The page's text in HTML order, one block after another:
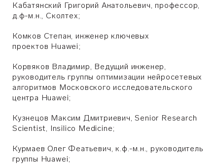
Кабатянский Григорий Анатольевич, профессор,
д.ф-м.н., Сколтех;
Комков Степан, инженер ключевых
проектов Huawei;
Корвяков Владимир, Ведущий инженер,
руководитель группы оптимизации нейросетевых
алгоритмов Московского исследовательского
центра Huawei;
Кузнецов Максим Дмитриевич, Senior Research
Scientist, Insilico Medicine;
Курмаев Олег Феатьевич, к.ф.-м.н., руководитель
группы Huawei;